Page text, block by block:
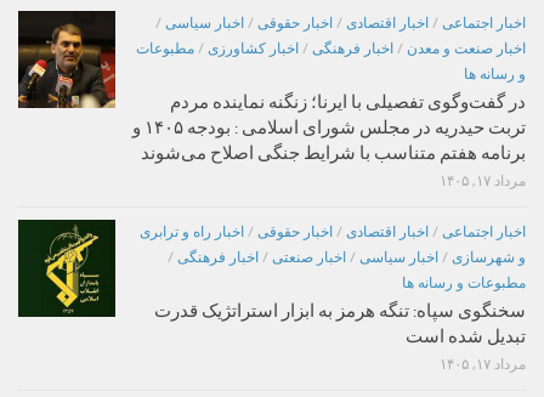
اخبار اجتماعی / اخبار اقتصادی / اخبار حقوقی / اخبار سیاسی /
اخبار صنعت و معدن / اخبار فرهنگی / اخبار کشاورزی / مطبوعات
و رسانه ها
در گفت‌وگوی تفصیلی با ایرنا؛ زنگنه نماینده مردم
تربت حیدریه در مجلس شورای اسلامی : بودجه ۱۴۰۵ و
برنامه هفتم متناسب با شرایط جنگی اصلاح می‌شوند
مرداد ۱۷, ۱۴۰۵
اخبار اجتماعی / اخبار اقتصادی / اخبار حقوقی / اخبار راه و ترابری
و شهرسازی / اخبار سیاسی / اخبار صنعتی / اخبار فرهنگی /
مطبوعات و رسانه ها
سخنگوی سپاه: تنگه هرمز به ابزار استراتژیک قدرت
تبدیل شده است
مرداد ۱۷, ۱۴۰۵